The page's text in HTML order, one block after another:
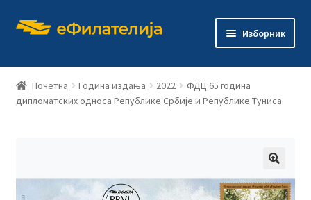
Прескочи
Скочи
Изборник
Продавница
Почетна Година издања 2022
ФДЦ 65 година
дипломатских односа Републике Србије и Републике Туниса
🔍